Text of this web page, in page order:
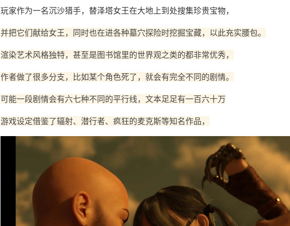
玩家作为一名沉沙猎手，替泽塔女王在大地上到处搜集珍贵宝物，
并把它们献给女王，同时也在进各种墓穴探险时挖掘宝藏，以此充实腰包。
渲染艺术风格独特，甚至是图书馆里的世界观之类的都非常优秀，
作者做了很多分支，比如某个角色死了，就会有完全不同的剧情。
可能一段剧情会有六七种不同的平行线，文本足足有一百六十万
游戏设定借鉴了辐射、潜行者、疯狂的麦克斯等知名作品，